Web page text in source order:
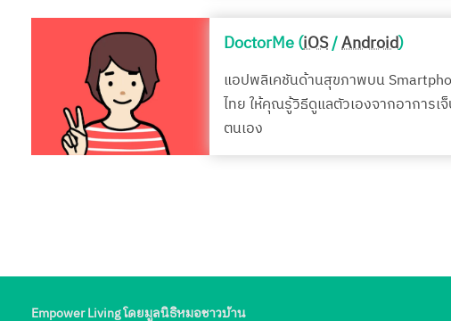
DoctorMe (iOS/Android)
แอปพลิเคชันด้านสุขภาพบน
ไทย ให้คุณรู้วิธีดูแลตัวเองจากอาการเ
ตนเอง
Empower Living โดยมูลนิธิหมอชาวบ้าน